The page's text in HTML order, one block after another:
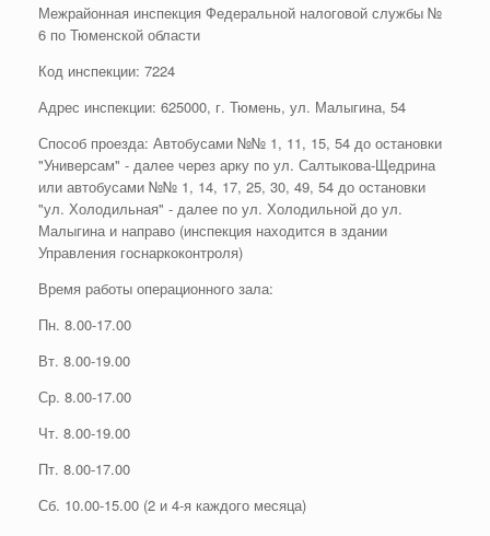
Межрайонная инспекция Федеральной налоговой службы №
6 по Тюменской области
Код инспекции: 7224
Адрес инспекции: 625000, г. Тюмень, ул. Малыгина, 54
Способ проезда: Автобусами №№ 1, 11, 15, 54 до остановки
"Универсам" - далее через арку по ул. Салтыкова-Щедрина
или автобусами №№ 1, 14, 17, 25, 30, 49, 54 до остановки
"ул. Холодильная" - далее по ул. Холодильной до ул.
Малыгина и направо (инспекция находится в здании
Управления госнаркоконтроля)
Время работы операционного зала:
Пн. 8.00-17.00
Вт. 8.00-19.00
Ср. 8.00-17.00
Чт. 8.00-19.00
Пт. 8.00-17.00
Сб. 10.00-15.00 (2 и 4-я каждого месяца)